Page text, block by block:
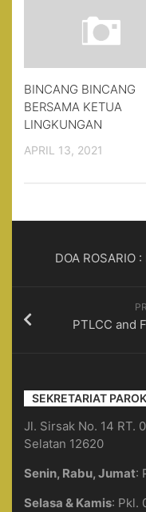
BINCANG BINCANG
BERSAMA KETUA
LINGKUNGAN
APRIL 13, 2021
DOA ROSARIO
PTLCC and
SEKRETARIAT
Jl. Sirsak No. 14 RT.
Selatan 12620
Senin, Rabu, Jumat:
Selasa & Kamis: Pkl.